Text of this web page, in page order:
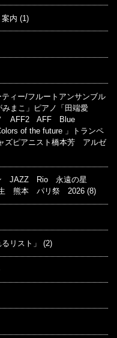
内 (1)
ィー/フルートアンサンブル
みまこ」ピアノ「田端愛
AFF2 AFF Blue
of the future 」トランペ
ズピアニスト橋本芳 アルゼ
JAZZ Rio 永遠の星
生 熊本 パリ祭 2026 (8)
リスト」 (2)